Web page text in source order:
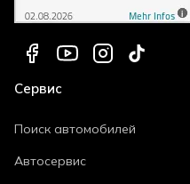
Сервис
Поиск автомобилей
Автосервис